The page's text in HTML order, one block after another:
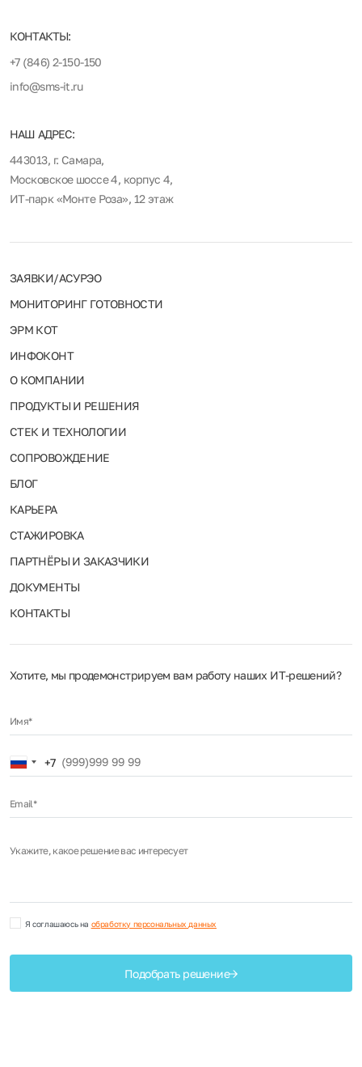
КОНТАКТЫ:
+7 (846) 2-150-150
info@sms-it.ru
НАШ АДРЕС:
443013, г. Самара,
Московское шоссе 4, корпус 4,
ИТ-парк «Монте Роза», 12 этаж
ЗАЯВКИ/АСУРЭО
МОНИТОРИНГ ГОТОВНОСТИ
ЭРМ КОТ
ИНФОКОНТ
О КОМПАНИИ
ПРОДУКТЫ И РЕШЕНИЯ
СТЕК И ТЕХНОЛОГИИ
СОПРОВОЖДЕНИЕ
БЛОГ
КАРЬЕРА
СТАЖИРОВКА
ПАРТНЁРЫ И ЗАКАЗЧИКИ
ДОКУМЕНТЫ
КОНТАКТЫ
Хотите, мы продемонстрируем вам работу наших ИТ‑решений?
Имя*
Russia
+7
+7
Email*
Укажите, какое решение вас интересует
Я соглашаюсь на обработку персональных данных
Подобрать решение